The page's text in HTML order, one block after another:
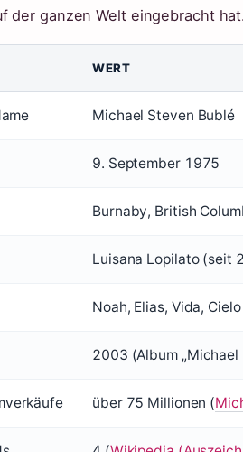
der ganzen Welt eingebracht
WERT
Michael Steven Bublé
9. September 1975
Burnaby, British
Luisana Lopilato (seit
Noah, Elias, Vida, Cielo
2003 (Album „Michael
über 75 Millionen (